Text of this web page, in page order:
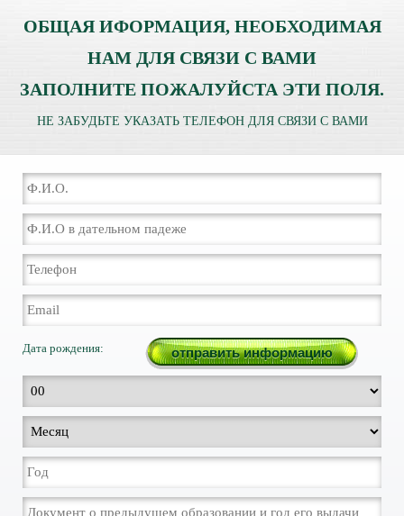
ОБЩАЯ ИФОРМАЦИЯ, НЕОБХОДИМАЯ
НАМ ДЛЯ СВЯЗИ С ВАМИ
ЗАПОЛНИТЕ ПОЖАЛУЙСТА ЭТИ ПОЛЯ.
НЕ ЗАБУДЬТЕ УКАЗАТЬ ТЕЛЕФОН ДЛЯ СВЯЗИ С ВАМИ
Дата рождения: